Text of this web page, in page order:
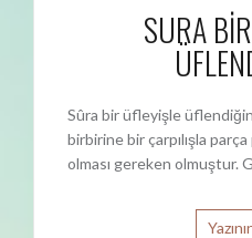
SURA
Sûra bir üfleyişle
birbirine bir çarpılışla
olması gereken olmuştur.